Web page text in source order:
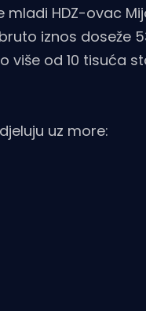
HDZ-ovac
iznos doseže
više od 10 tisuća
uz more: